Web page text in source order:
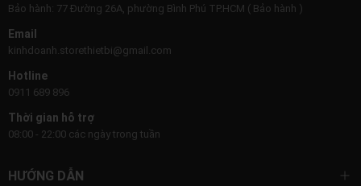
Bảo hành: 77 Đường 26A, phường Bình Phú TP.HCM ( Bảo hành )
Email
kinhdoanh.storethietbi@gmail.com
Hotline
0911 689 896
Thời gian hỗ trợ
08:00 - 22:00 các ngày trong tuần
HƯỚNG DẪN